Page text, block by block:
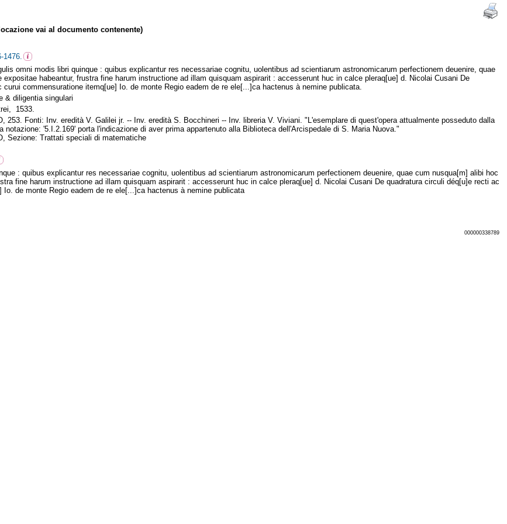
vai al documento contenente)
1476.
omni modis libri quinque : quibus explicantur res necessariae cognitu, uolentibus ad scientiarum astronomicarum perfectionem deuenire, quae
habeantur, frustra fine harum instructione ad illam quisquam aspirarit : accesserunt huc in calce pleraq[ue] d. Nicolai Cusani De
commensuratione itemq[ue] Io. de monte Regio eadem de re ele[...]ca hactenus à nemine publicata.
& diligentia singulari
1533.
253. Fonti: Inv. eredità V. Galilei jr. -- Inv. eredità S. Bocchineri -- Inv. libreria V. Viviani. "L'esemplare di quest'opera attualmente posseduto dalla
notazione: '5.I.2.169' porta l'indicazione di aver prima appartenuto alla Biblioteca dell'Arcispedale di S. Maria Nuova."
Sezione: Trattati speciali di matematiche
: quibus explicantur res necessariae cognitu, uolentibus ad scientiarum astronomicarum perfectionem deuenire, quae cum nusqua[m] alibi hoc
fine harum instructione ad illam quisquam aspirarit : accesserunt huc in calce pleraq[ue] d. Nicolai Cusani De quadratura circuli déq[u]e recti ac
Io. de monte Regio eadem de re ele[...]ca hactenus à nemine publicata
000000338789